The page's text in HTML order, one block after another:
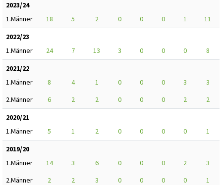
2023/24
1.Männer
18 5 2 0 0 0 1
11
2022/23
1.Männer
24 7 13 3 0 0 0
8
2021/22
1.Männer
8 4 1 0 0 0 3
3
2.Männer
6 2 2 0 0 0 2
2
2020/21
1.Männer
5 1 2 0 0 0 0
1
2019/20
1.Männer
14 3 6 0 0 0 2
3
2.Männer
2 2 3 0 0 0 0
1